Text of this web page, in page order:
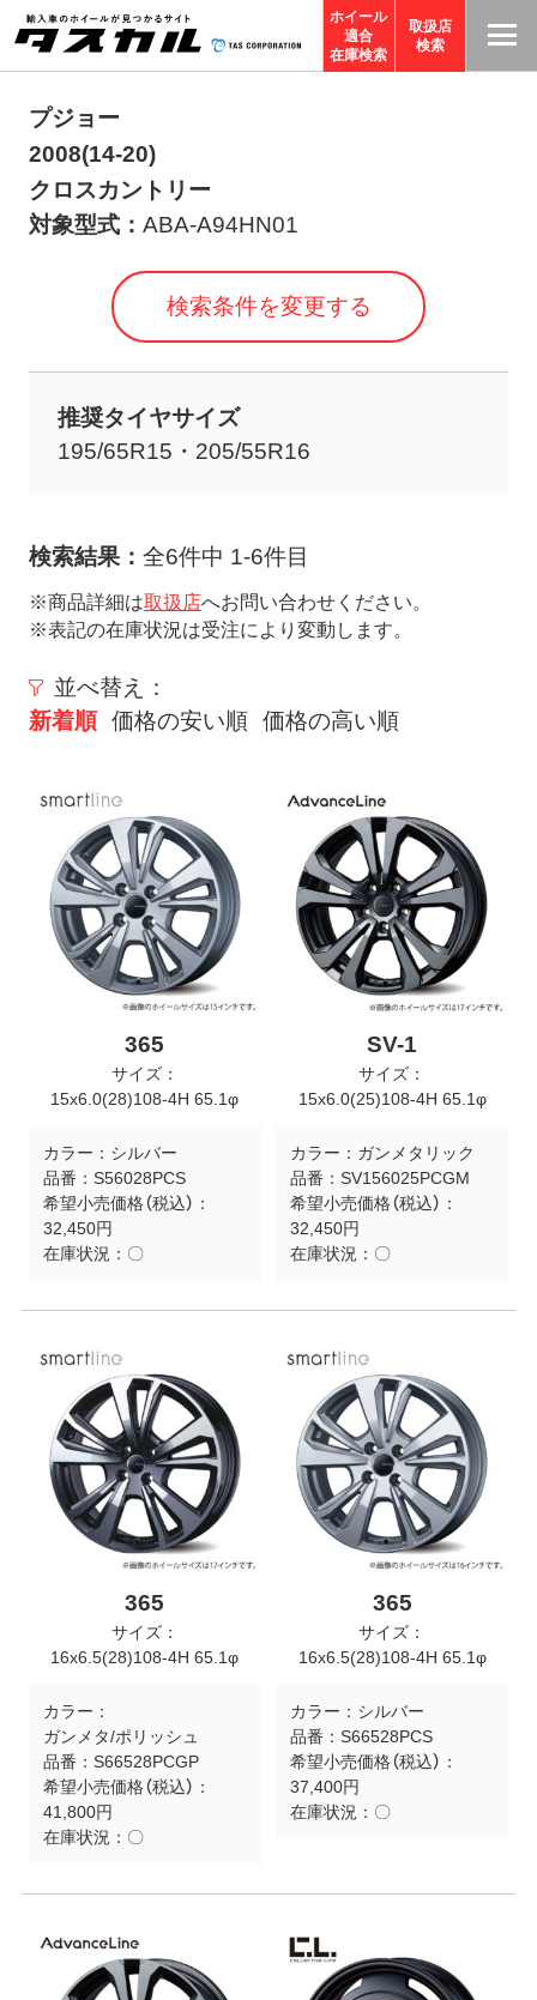
ホイール
適合
在庫検索
取扱店
検索
プジョー
2008(14-20)
クロスカントリー
対象型式： ABA-A94HN01
検索条件を変更する
推奨タイヤサイズ
195/65R15・205/55R16
検索結果： 全6件中 1-6件目
※商品詳細は取扱店へお問い合わせください。
※表記の在庫状況は受注により変動します。
並べ替え：
新着順 価格の安い順 価格の高い順
365
サイズ：
15x6.0(28)108-4H 65.1φ
カラー： シルバー
品番： S56028PCS
希望小売価格（税込）：
32,450円
在庫状況： 〇
SV-1
サイズ：
15x6.0(25)108-4H 65.1φ
カラー： ガンメタリック
品番： SV156025PCGM
希望小売価格（税込）：
32,450円
在庫状況： 〇
365
サイズ：
16x6.5(28)108-4H 65.1φ
カラー：
ガンメタ/ポリッシュ
品番： S66528PCGP
希望小売価格（税込）：
41,800円
在庫状況： 〇
365
サイズ：
16x6.5(28)108-4H 65.1φ
カラー： シルバー
品番： S66528PCS
希望小売価格（税込）：
37,400円
在庫状況： 〇
T